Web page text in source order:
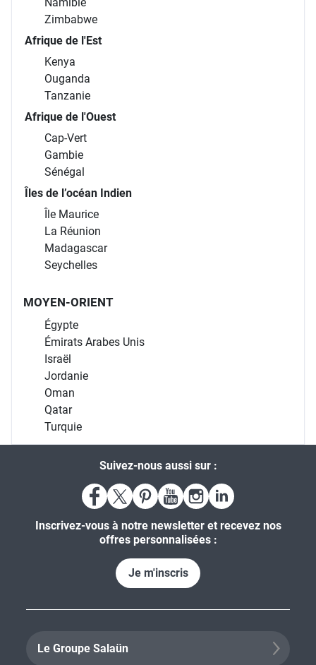
Zimbabwe
Afrique de l'Est
Kenya
Ouganda
Tanzanie
Afrique de l'Ouest
Cap-Vert
Gambie
Sénégal
Îles de l’océan Indien
Île Maurice
La Réunion
Madagascar
Seychelles
MOYEN-ORIENT
Égypte
Émirats Arabes Unis
Israël
Jordanie
Oman
Qatar
Turquie
Suivez-nous aussi sur :
Inscrivez-vous à notre newsletter et recevez nos
offres personnalisées :
Je m'inscris
Le Groupe Salaün